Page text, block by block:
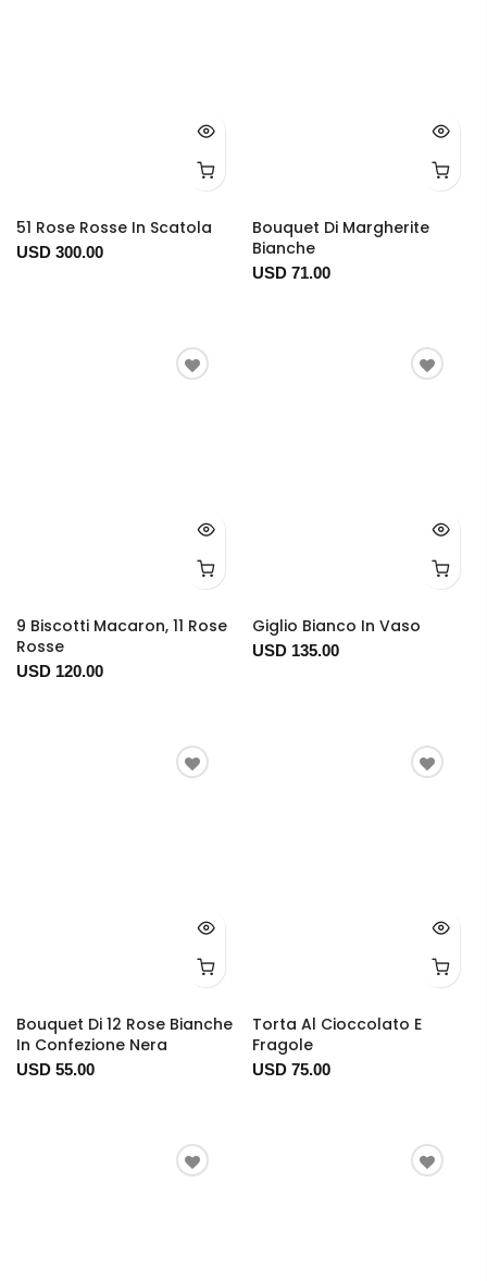
51 Rose Rosse In Scatola
USD 300.00
Bouquet Di Margherite
Bianche
USD 71.00
9 Biscotti Macaron, 11 Rose
Rosse
USD 120.00
Giglio Bianco In Vaso
USD 135.00
Bouquet Di 12 Rose Bianche
In Confezione Nera
USD 55.00
Torta Al Cioccolato E
Fragole
USD 75.00